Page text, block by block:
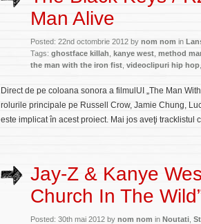
Man Alive
Posted: 22nd octombrie 2012 by nom nom in
Tags: ghostface killah kanye west method
the man with the iron fist videoclipuri hip hop
Direct de pe coloana sonora a filmulUI „The Man
rolurile principale pe Russell Crow, Jamie Chung,
este implicat în acest proiect. Mai jos aveţi tracklistul
Jay-Z & Kanye
Church In The
Posted: 30th mai 2012 by nom nom in Noutati